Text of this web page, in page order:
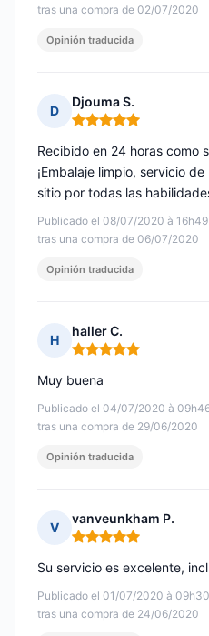
tras una compra de 02/07/2020
Opinión traducida
D
Djouma S.
Nota: 5 de 5
Publicado el 08/07/2020 à 16h49
tras una compra de 06/07/2020
Recibido en 24 horas como
¡Embalaje limpio, servicio
sitio por todas las
Opinión traducida
H
haller C.
Nota: 5 de 5
Publicado el 04/07/2020 à
tras una compra de 29/06/2020
Muy buena
Opinión traducida
V
vanveunkham P.
Nota: 5 de 5
Publicado el 01/07/2020 à 09h30
tras una compra de 24/06/2020
Su servicio es excelente,